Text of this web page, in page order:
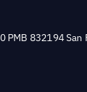
PMB 832194 San